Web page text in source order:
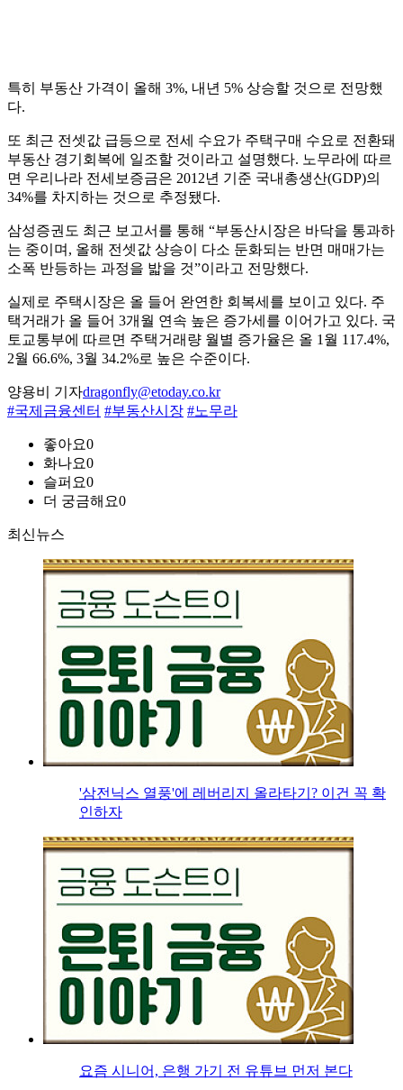
특히 부동산 가격이 올해 3%, 내년 5% 상승할 것으로 전망했
다.
또 최근 전셋값 급등으로 전세 수요가 주택구매 수요로 전환돼
부동산 경기회복에 일조할 것이라고 설명했다. 노무라에 따르
면 우리나라 전세보증금은 2012년 기준 국내총생산(GDP)의
34%를 차지하는 것으로 추정됐다.
삼성증권도 최근 보고서를 통해 “부동산시장은 바닥을 통과하
는 중이며, 올해 전셋값 상승이 다소 둔화되는 반면 매매가는
소폭 반등하는 과정을 밟을 것”이라고 전망했다.
실제로 주택시장은 올 들어 완연한 회복세를 보이고 있다. 주
택거래가 올 들어 3개월 연속 높은 증가세를 이어가고 있다. 국
토교통부에 따르면 주택거래량 월별 증가율은 올 1월 117.4%,
2월 66.6%, 3월 34.2%로 높은 수준이다.
양용비 기자dragonfly@etoday.co.kr
#국제금융센터 #부동산시장 #노무라
좋아요0
화나요0
슬퍼요0
더 궁금해요0
최신뉴스
'삼전닉스 열풍'에 레버리지 올라타기? 이건 꼭 확
인하자
요즘 시니어, 은행 가기 전 유튜브 먼저 본다